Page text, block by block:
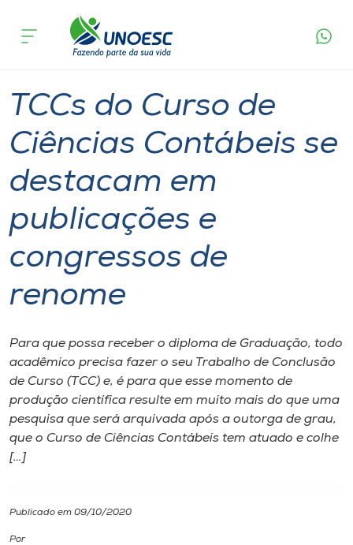
Cursos
Pesquisa
Atendimento ao Estudante
Portal de Ensino
Unoesc
Internacionalização
I.nova
Diplomados
acontece
renome
TCCs do Curso de
Ciências Contábeis se
destacam em
publicações e
congressos de
renome
Para que possa receber o diploma de Graduação, todo
acadêmico precisa fazer o seu Trabalho de Conclusão
de Curso (TCC) e, é para que esse momento de
produção científica resulte em muito mais do que uma
pesquisa que será arquivada após a outorga de grau,
que o Curso de Ciências Contábeis tem atuado e colhe
[…]
Publicado em 09/10/2020
Por